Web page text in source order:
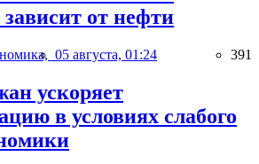
от нефти
05 августа, 01:24 391
ускоряет
в условиях слабого